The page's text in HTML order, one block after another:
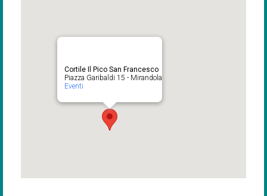
Cortile Il Pico San Francesco
Piazza Garibaldi 15 - Mirandola
Eventi